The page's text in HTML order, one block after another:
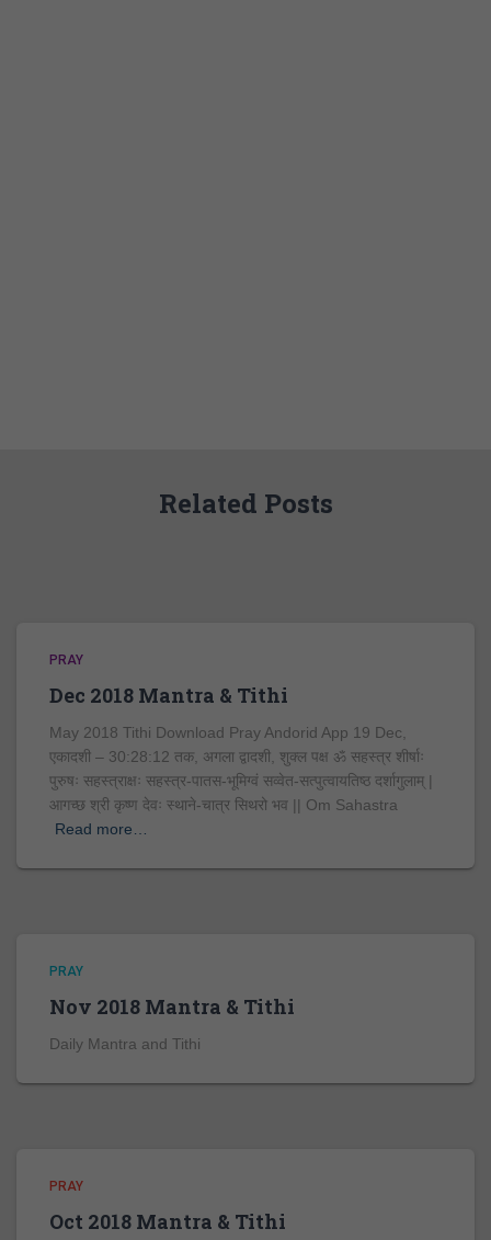
Related Posts
PRAY
Dec 2018 Mantra & Tithi
May 2018 Tithi Download Pray Andorid App 19 Dec,
एकादशी – 30:28:12 तक, अगला द्वादशी, शुक्ल पक्ष ॐ सहस्त्र शीर्षाः
पुरुषः सहस्त्राक्षः सहस्त्र-पातस-भूमिग्वं सव्वेत-सत्पुत्वायतिष्ठ दर्शागुलाम् |
आगच्छ श्री कृष्ण देवः स्थाने-चात्र सिथरो भव || Om Sahastra
Read more…
PRAY
Nov 2018 Mantra & Tithi
Daily Mantra and Tithi
PRAY
Oct 2018 Mantra & Tithi